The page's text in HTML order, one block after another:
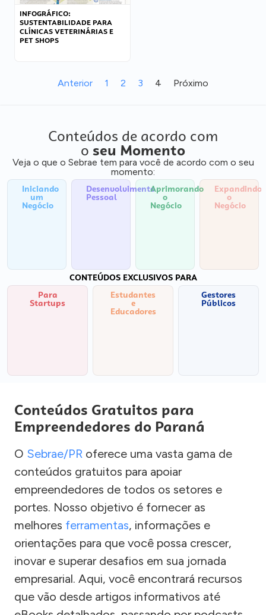
INFOGRÁFICO:
SUSTENTABILIDADE PARA
CLÍNICAS VETERINÁRIAS E
PET SHOPS
Anterior 1 2 3 4 Próximo
Conteúdos de acordo com
o seu Momento
Veja o que o Sebrae tem para você de acordo com o seu
momento:
Iniciando
um
Negócio
Desenvolvimento
Pessoal
Aprimorando
o
Negócio
Expandindo
o
Negócio
CONTEÚDOS EXCLUSIVOS PARA
Para
Startups
Estudantes
e
Educadores
Gestores
Públicos
Conteúdos Gratuitos para
Empreendedores do Paraná
O Sebrae/PR oferece uma vasta gama de
conteúdos gratuitos para apoiar
empreendedores de todos os setores e
portes. Nosso objetivo é fornecer as
melhores ferramentas, informações e
orientações para que você possa crescer,
inovar e superar desafios em sua jornada
empresarial. Aqui, você encontrará recursos
que vão desde artigos informativos até